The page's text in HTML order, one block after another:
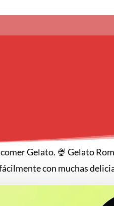
Gelato. 🍨 Gelato
con muchas